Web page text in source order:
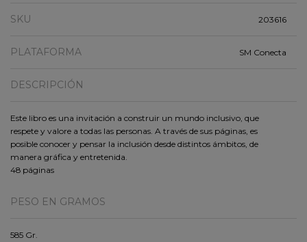
SKU 203616
PLATAFORMA SM Conecta
DESCRIPCIÓN
Este libro es una invitación a construir un mundo inclusivo, que
respete y valore a todas las personas. A través de sus páginas, es
posible conocer y pensar la inclusión desde distintos ámbitos, de
manera gráfica y entretenida.
48 páginas
PESO EN GRAMOS
585 Gr.